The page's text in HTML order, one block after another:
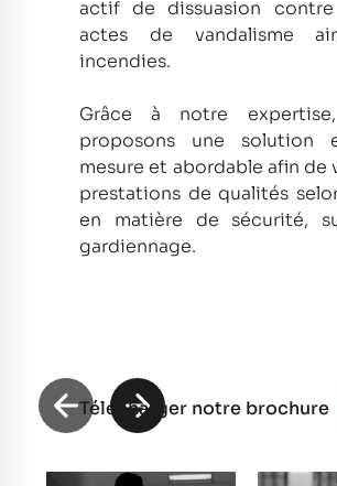
actif de dissuasion
actes de vandalisme
incendies.
Grâce à notre
proposons une solution
mesure et abordable afin de
prestations de qualités
en matière de sécurité,
gardiennage.
Télécharger notre brochure